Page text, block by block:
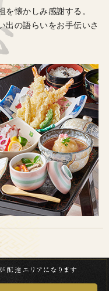
懐かしみ感謝する。
出の語らいをお手伝いさ